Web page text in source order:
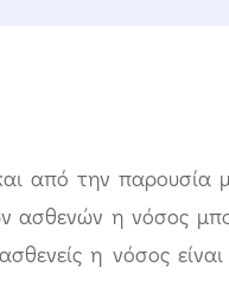
από την παρουσία
ασθενών η νόσος
η νόσος